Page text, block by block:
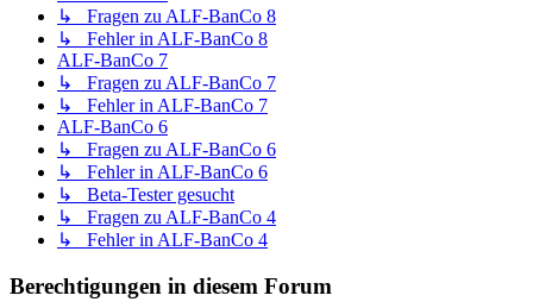
↳ Fragen zu ALF-BanCo 8
↳ Fehler in ALF-BanCo 8
ALF-BanCo 7
↳ Fragen zu ALF-BanCo 7
↳ Fehler in ALF-BanCo 7
ALF-BanCo 6
↳ Fragen zu ALF-BanCo 6
↳ Fehler in ALF-BanCo 6
↳ Beta-Tester gesucht
↳ Fragen zu ALF-BanCo 4
↳ Fehler in ALF-BanCo 4
Berechtigungen in diesem Forum